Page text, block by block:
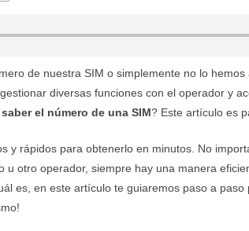
de nuestra SIM o simplemente no lo hemos
diversas funciones con el operador y
el número de una SIM? Este artículo es
y rápidos para obtenerlo en minutos. No
u otro operador, siempre hay una manera
es, en este artículo te guiaremos paso a paso